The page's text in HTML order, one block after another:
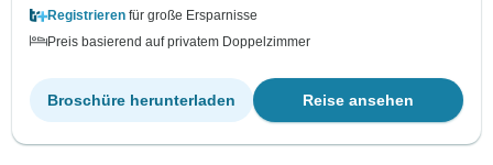
Registrieren für große Ersparnisse
Preis basierend auf privatem Doppelzimmer
Reise ansehen
Broschüre herunterladen